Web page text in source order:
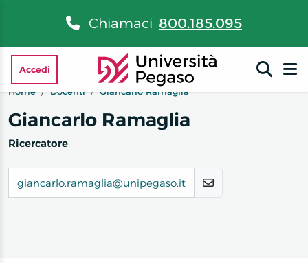
Chiamaci 800.185.095
Accedi
Home
Docenti Giancarlo Ramaglia
Giancarlo Ramaglia
Ricercatore
giancarlo.ramaglia@unipegaso.it